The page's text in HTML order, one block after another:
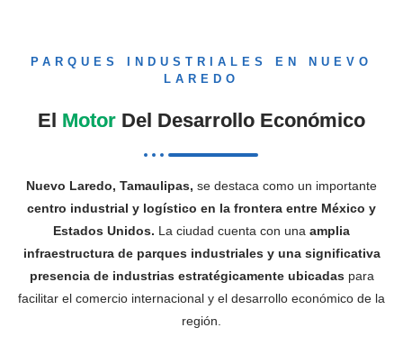
PARQUES INDUSTRIALES EN NUEVO
LAREDO
El Motor Del Desarrollo Económico
Nuevo Laredo, Tamaulipas, se destaca como un importante
centro industrial y logístico en la frontera entre México y
Estados Unidos. La ciudad cuenta con una amplia
infraestructura de parques industriales y una significativa
presencia de industrias estratégicamente ubicadaspara
facilitar el comercio internacional y el desarrollo económico de la
región.